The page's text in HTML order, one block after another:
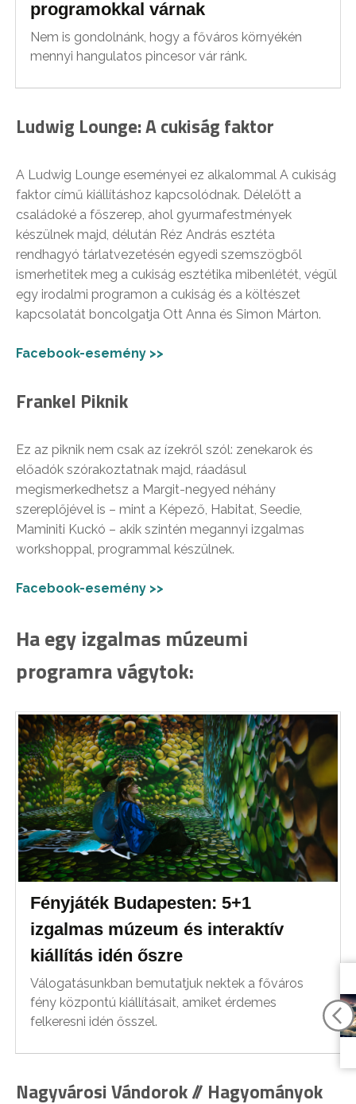
programokkal várnak
Nem is gondolnánk, hogy a főváros környékén
mennyi hangulatos pincesor vár ránk.
Ludwig Lounge: A cukiság faktor
A Ludwig Lounge eseményei ez alkalommal A cukiság
faktor című kiállításhoz kapcsolódnak. Délelőtt a
családoké a főszerep, ahol gyurmafestmények
készülnek majd, délután Réz András esztéta
rendhagyó tárlatvezetésén egyedi szemszögből
ismerhetitek meg a cukiság esztétika mibenlétét, végül
egy irodalmi programon a cukiság és a költészet
kapcsolatát boncolgatja Ott Anna és Simon Márton.
Facebook-esemény >>
Frankel Piknik
Ez az piknik nem csak az ízekről szól: zenekarok és
előadók szórakoztatnak majd, ráadásul
megismerkedhetsz a Margit-negyed néhány
szereplőjével is – mint a Képező, Habitat, Seedie,
Maminiti Kuckó – akik szintén megannyi izgalmas
workshoppal, programmal készülnek.
Facebook-esemény >>
Ha egy izgalmas múzeumi
programra vágytok:
Fényjáték Budapesten: 5+1
izgalmas múzeum és interaktív
kiállítás idén őszre
Válogatásunkban bemutatjuk nektek a főváros
fény központú kiállításait, amiket érdemes
felkeresni idén ősszel.
Nagyvárosi Vándorok // Hagyományok